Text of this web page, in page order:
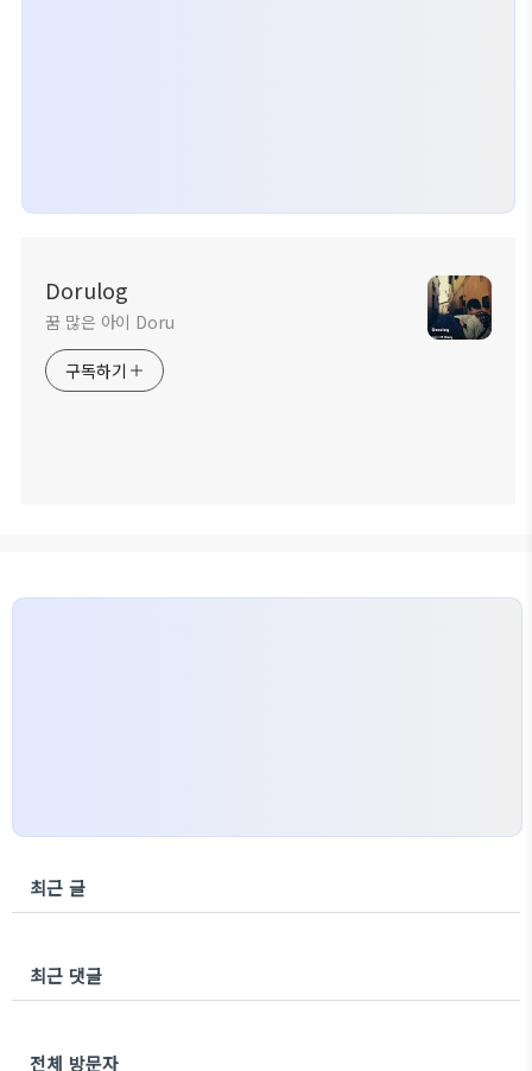
Dorulog
꿈 많은 아이 Doru
구독하기
최근 글
최근 댓글
전체 방문자